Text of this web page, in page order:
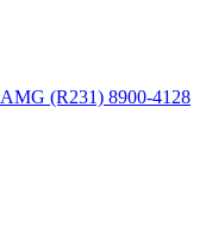
(R231) 8900-4128